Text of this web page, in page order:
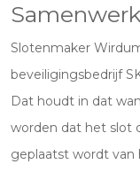
Slotenmaker
beveiligingsbedrijf
Dat houdt in dat
worden dat het slot
geplaatst wordt van